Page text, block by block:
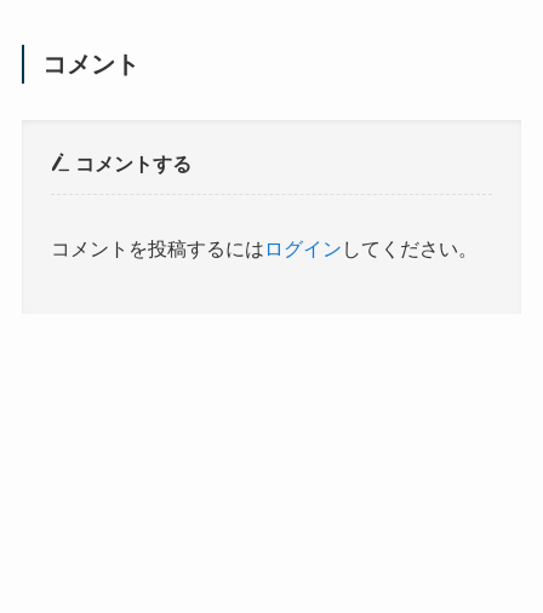
コメント
コメントする
コメントを投稿するには ログイン してください。